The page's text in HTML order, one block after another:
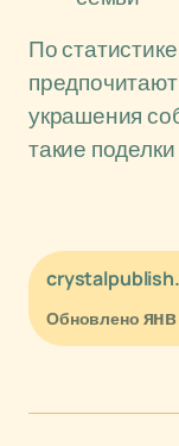
По
украшения
такие
Обновлено